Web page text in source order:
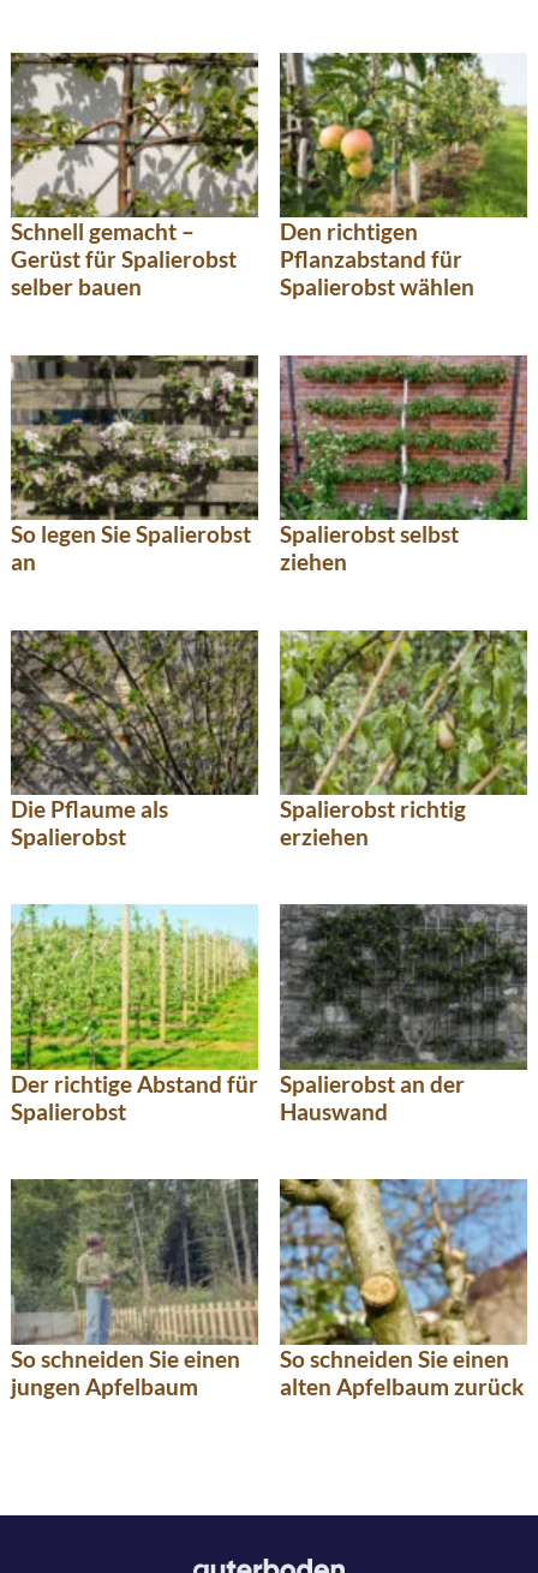
Schnell gemacht –
Gerüst für Spalierobst
selber bauen
Den richtigen
Pflanzabstand für
Spalierobst wählen
So legen Sie Spalierobst
an
Spalierobst selbst
ziehen
Die Pflaume als
Spalierobst
Spalierobst richtig
erziehen
Der richtige Abstand für
Spalierobst
Spalierobst an der
Hauswand
So schneiden Sie einen
jungen Apfelbaum
So schneiden Sie einen
alten Apfelbaum zurück